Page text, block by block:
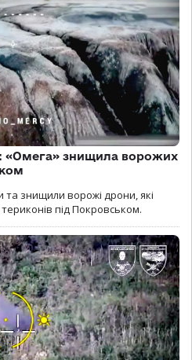
«Омега» знищила ворожих
та знищили ворожі дрони, які
під Покровськом.